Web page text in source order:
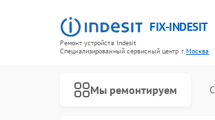
FIX-INDESIT
Ремонт устройств Indesit
Специализированный cервисный центр г.Москва
Мы ремонтируем